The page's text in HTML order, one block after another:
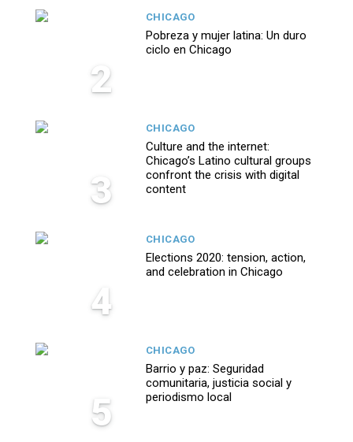
2
CHICAGO
Pobreza y mujer latina: Un duro
ciclo en Chicago
3
CHICAGO
Culture and the internet:
Chicago’s Latino cultural groups
confront the crisis with digital
content
4
CHICAGO
Elections 2020: tension, action,
and celebration in Chicago
5
CHICAGO
Barrio y paz: Seguridad
comunitaria, justicia social y
periodismo local